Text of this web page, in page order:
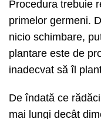
Procedura trebuie
primelor germeni.
nicio schimbare,
plantare este de
inadecvat să îl
De îndată ce
mai lungi decât